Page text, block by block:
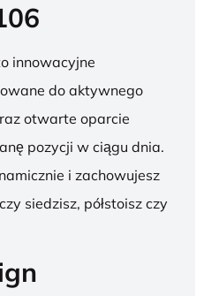
innowacyjne
do aktywnego
otwarte oparcie
pozycji w ciągu dnia.
i zachowujesz
siedzisz, półstoisz czy